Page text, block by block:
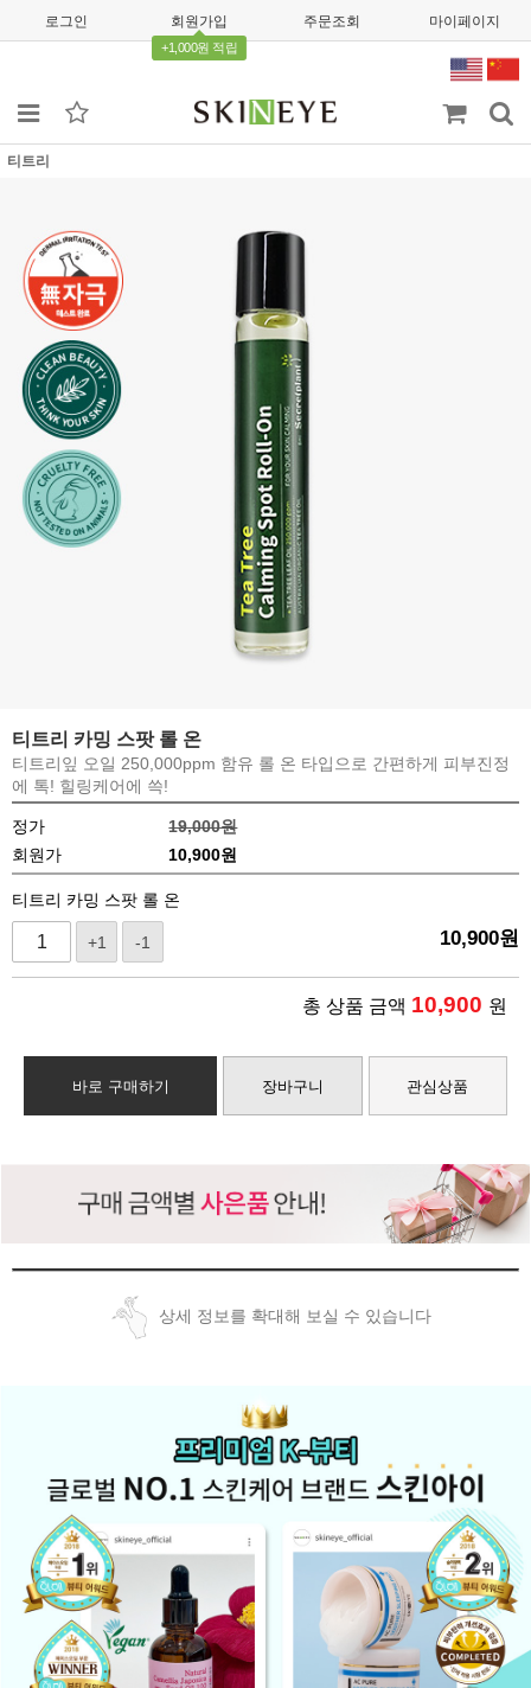
로그인 회원가입
+1,000원 적립
주문조회 마이페이지
티트리
티트리 카밍 스팟 롤 온
티트리잎 오일 250,000ppm 함유 롤 온 타입으로 간편하게 피부진정
에 톡! 힐링케어에 쓱!
정가
19,000원
회원가
10,900원
티트리 카밍 스팟 롤 온
+1 -1 10,900원
총 상품 금액 10,900 원
바로 구매하기 장바구니 관심상품
상세 정보를 확대해 보실 수 있습니다